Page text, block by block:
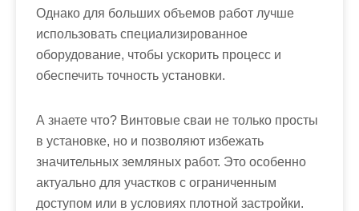
Однако для больших объемов работ лучше
использовать специализированное
оборудование, чтобы ускорить процесс и
обеспечить точность установки.
А знаете что? Винтовые сваи не только просты
в установке, но и позволяют избежать
значительных земляных работ. Это особенно
актуально для участков с ограниченным
доступом или в условиях плотной застройки.